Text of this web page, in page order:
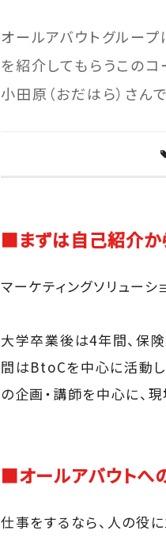
オールアバウトグループ
を紹介してもらうこのコ
小田原（おだはら）さんで
■まずは自己紹介か
マーケティングソリューシ
大学卒業後は4年間、保
間はBtoCを中心に活動
の企画・講師を中心に、
■オールアバウトへ
仕事をするなら、人の役